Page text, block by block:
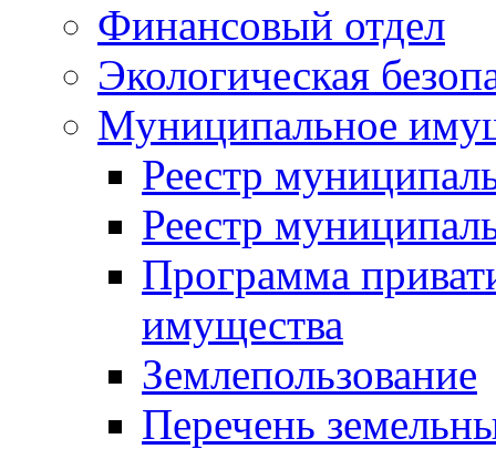
Финансовый отдел
Экологическая
Муниципальное
Реестр
Реестр
Программа
имущества
Землепользование
Перечень